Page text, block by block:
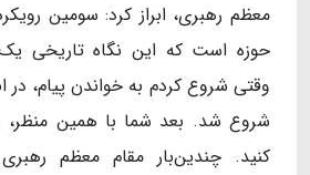
معظم رهبری، ابراز کرد: سومین
حوزه است که این نگاه تاریخی
وقتی شروع کردم به خواندن پیام، در
شروع شد. بعد شما با همین منظر،
کنید. چندین‌بار مقام معظم